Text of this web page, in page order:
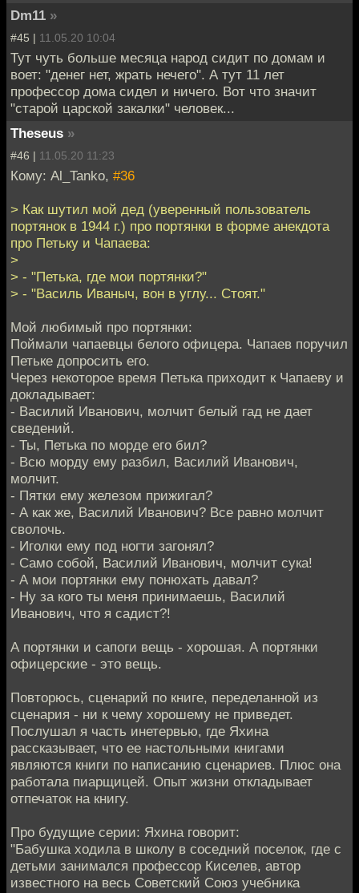
Dm11 »
#45 | 11.05.20 10:04
Тут чуть больше месяца народ сидит по домам и
воет: "денег нет, жрать нечего". А тут 11 лет
профессор дома сидел и ничего. Вот что значит
"старой царской закалки" человек...
Theseus »
#46 | 11.05.20 11:23
Кому: Al_Tanko, #36
> Как шутил мой дед (уверенный пользователь
портянок в 1944 г.) про портянки в форме анекдота
про Петьку и Чапаева:
>
> - "Петька, где мои портянки?"
> - "Василь Иваныч, вон в углу... Стоят."
Мой любимый про портянки:
Поймали чапаевцы белого офицера. Чапаев поручил
Петьке допросить его.
Через некоторое время Петька приходит к Чапаеву и
докладывает:
- Василий Иванович, молчит белый гад не дает
сведений.
- Ты, Петька по морде его бил?
- Всю морду ему разбил, Василий Иванович,
молчит.
- Пятки ему железом прижигал?
- А как же, Василий Иванович? Все равно молчит
сволочь.
- Иголки ему под ногти загонял?
- Само собой, Василий Иванович, молчит сука!
- А мои портянки ему понюхать давал?
- Ну за кого ты меня принимаешь, Василий
Иванович, что я садист?!
А портянки и сапоги вещь - хорошая. А портянки
офицерские - это вещь.
Повторюсь, сценарий по книге, переделанной из
сценария - ни к чему хорошему не приведет.
Послушал я часть инетервью, где Яхина
рассказывает, что ее настольными книгами
являются книги по написанию сценариев. Плюс она
работала пиарщицей. Опыт жизни откладывает
отпечаток на книгу.
Про будущие серии: Яхина говорит:
"Бабушка ходила в школу в соседний поселок, где с
детьми занимался профессор Киселев, автор
известного на весь Советский Союз учебника